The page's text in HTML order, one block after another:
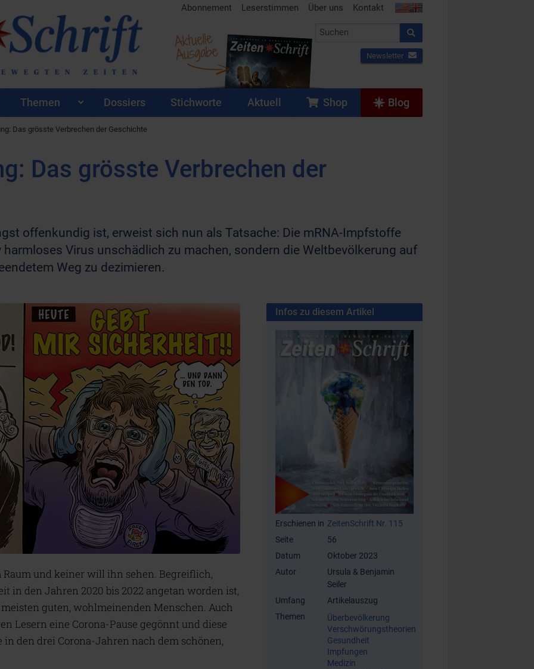
Abonnement Leserstimmen Über uns Kontakt
Newsletter
Aktuelle
Ausgabe
Themen Dossiers Stichworte Aktuell Shop Blog
Das grösste Verbrechen der Geschichte
Das grösste Verbrechen der
offenkundig ist, erweist sich nun als Tatsache: Die mRNA-Impfstoffe
Virus unschädlich zu machen, sondern die Weltbevölkerung auf
Weg zu dezimieren.
und keiner will ihn sehen. Begreiflich,
in den Jahren 2020 bis 2022 angetan worden ist,
guten, wohlmeinenden Menschen. Auch
Lesern eine Corona-Pause gegönnt und diese
den drei Corona-Jahren nach dem schönen,
Infos zu diesem Artikel
Erschienen in ZeitenSchrift Nr. 115
Seite
56
Datum
Oktober 2023
Autor
Ursula & Benjamin
Seiler
Umfang
Artikelauszug
Themen
Überbevölkerung
Verschwörungstheorien
Gesundheit
Impfungen
Medizin